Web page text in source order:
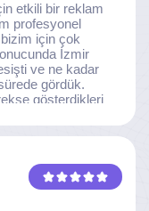
etkili bir reklam
profesyonel
için çok
İzmir
ve ne kadar
gördük.
gösterdikleri
her